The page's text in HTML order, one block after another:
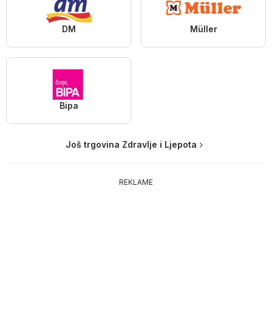
DM Müller
Bipa
Još trgovina Zdravlje i Ljepota
REKLAME